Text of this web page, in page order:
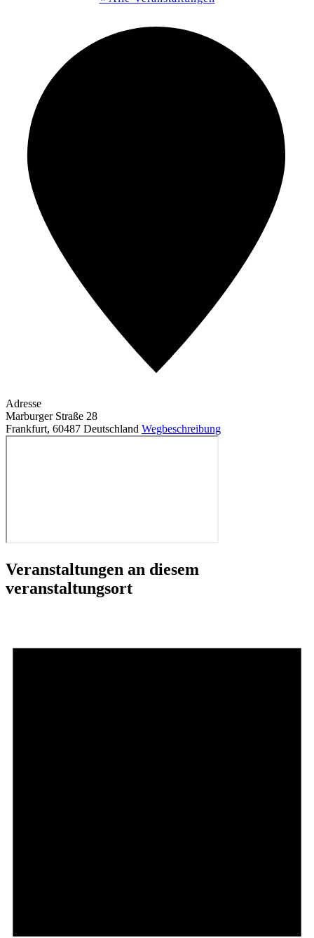
Adresse
Marburger Straße 28
Frankfurt, 60487 Deutschland Wegbeschreibung
Veranstaltungen an diesem
veranstaltungsort